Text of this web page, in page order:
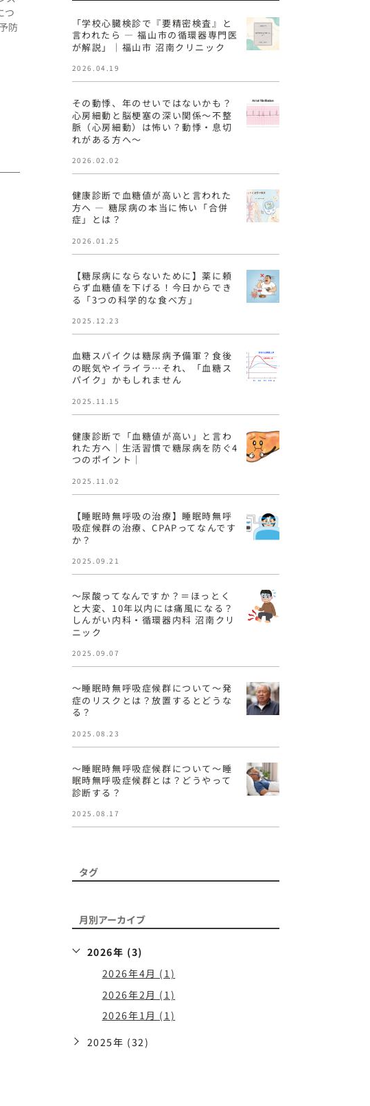
つ
防
「学校心臓検診で『要精密検査』と
言われたら ― 福山市の循環器専門医
が解説」｜福山市 沼南クリニック
2026.04.19
その動悸、年のせいではないかも？
心房細動と脳梗塞の深い関係〜不整
脈（心房細動）は怖い？動悸・息切
れがある方へ〜
2026.02.02
健康診断で血糖値が高いと言われた
方へ ― 糖尿病の本当に怖い「合併
症」とは？
2026.01.25
【糖尿病にならないために】薬に頼
らず血糖値を下げる！今日からでき
る「3つの科学的な食べ方」
2025.12.23
血糖スパイクは糖尿病予備軍？食後
の眠気やイライラ…それ、「血糖ス
パイク」かもしれません
2025.11.15
健康診断で「血糖値が高い」と言わ
れた方へ｜生活習慣で糖尿病を防ぐ4
つのポイント｜
2025.11.02
【睡眠時無呼吸の治療】睡眠時無呼
吸症候群の治療、CPAPってなんです
か？
2025.09.21
〜尿酸ってなんですか？＝ほっとく
と大変、10年以内には痛風になる？
しんがい内科・循環器内科 沼南クリ
ニック
2025.09.07
〜睡眠時無呼吸症候群について〜発
症のリスクとは？放置するとどうな
る？
2025.08.23
〜睡眠時無呼吸症候群について〜睡
眠時無呼吸症候群とは？どうやって
診断する？
2025.08.17
タグ
月別アーカイブ
2026年 (3)
2026年4月 (1)
2026年2月 (1)
2026年1月 (1)
2025年 (32)